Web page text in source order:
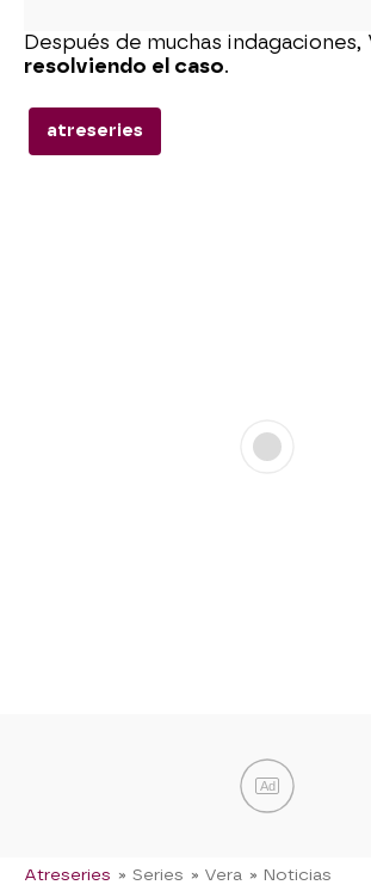
Después de muchas indagaciones,
resolviendo el caso.
atreseries
Ad
Atreseries » Series » Vera » Noticias